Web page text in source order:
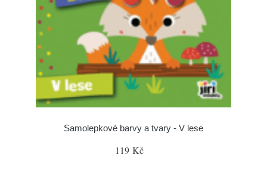
Samolepkové barvy a tvary - V lese
119 Kč